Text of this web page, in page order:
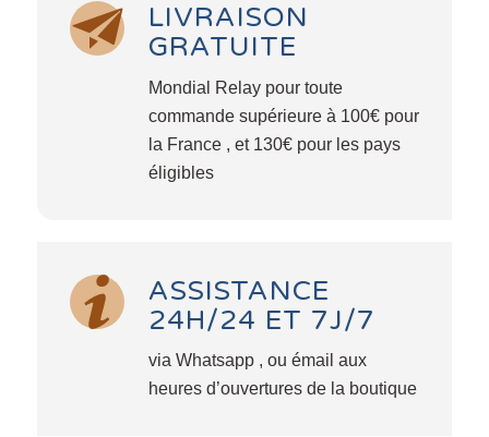
LIVRAISON
GRATUITE
Mondial Relay pour toute
commande supérieure à 100€ pour
la France , et 130€ pour les pays
éligibles
ASSISTANCE
24H/24 ET 7J/7
via Whatsapp , ou émail aux
heures d’ouvertures de la boutique